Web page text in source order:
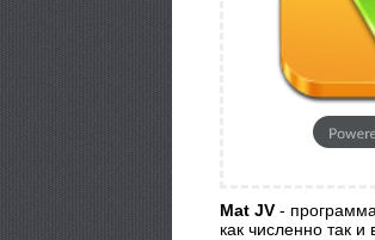
Mat JV-
как численно так и